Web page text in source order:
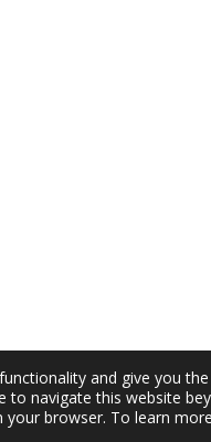
and give you
to navigate this website
your browser. To learn